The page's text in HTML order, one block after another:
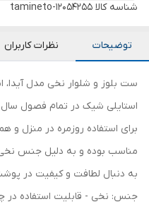
شناسه کالا tamineto-12054255
توضیحات نظرات کاربران
ست بلوز و شلوار نخی مدل آیدا،
استایلی شیک در تمام فصول
برای استفاده روزمره در منزل
مناسب بوده و به دلیل جنس
به دنبال لطافت و کیفیت در
جنس: نخی - قابلیت استفاده در